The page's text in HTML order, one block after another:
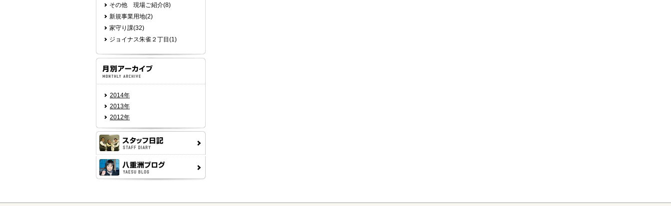
その他 現場ご紹介(8)
新規事業用地(2)
家守り課(32)
ジョイナス朱雀２丁目(1)
2014年
2013年
2012年